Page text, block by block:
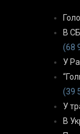
В
(68
У
(39
У
В